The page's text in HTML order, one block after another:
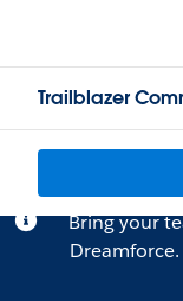
Trailblazer
Bring your
Dreamforce.